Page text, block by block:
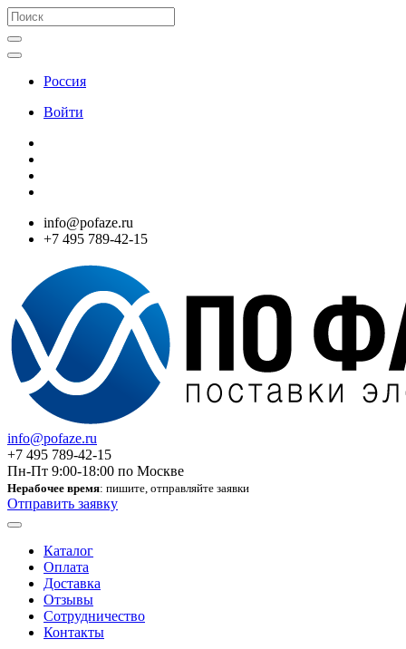
Россия
Войти
info@pofaze.ru
+7 495 789-42-15
info@pofaze.ru
+7 495 789-42-15
Пн-Пт 9:00-18:00 по Москве
Нерабочее время: пишите, отправляйте заявки
Отправить заявку
Каталог
Оплата
Доставка
Отзывы
Сотрудничество
Контакты